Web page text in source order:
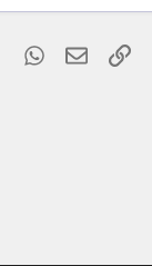
Tumblr WhatsApp
Email